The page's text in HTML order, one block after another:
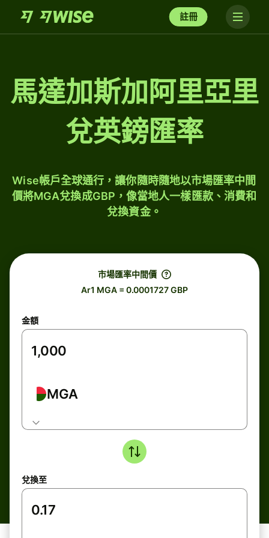
註冊
馬達加斯加阿里亞里
兌英鎊匯率
Wise帳戶全球通行，讓你隨時隨地以市場匯率中間
價將MGA兌換成GBP，像當地人一樣匯款、消費和
兌換資金。
市場匯率中間價
Ar1 MGA = 0.0001727 GBP
金額
MGA
兌換至